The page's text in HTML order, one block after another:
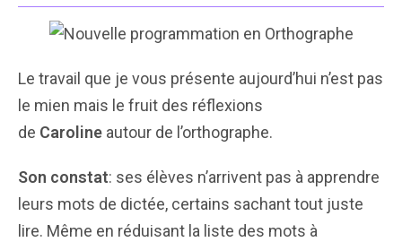
Le travail que je vous présente aujourd’hui n’est pas
le mien mais le fruit des réflexions
de Caroline autour de l’orthographe.
Son constat: ses élèves n’arrivent pas à apprendre
leurs mots de dictée, certains sachant tout juste
lire. Même en réduisant la liste des mots à